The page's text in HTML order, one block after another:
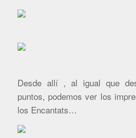
Desde allí , al igual que
puntos, podemos ver los
los Encantats…